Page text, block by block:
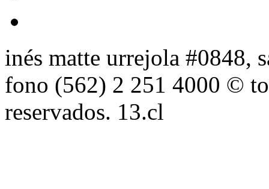
inés matte urrejola #0848,
fono (562) 2 251 4000 ©
reservados. 13.cl